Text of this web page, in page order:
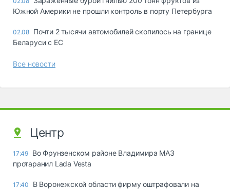
Южной Америки не прошли контроль в порту Петербурга
02.08 Почти 2 тысячи автомобилей скопилось на границе
Беларуси с ЕС
Все новости
Центр
17:49 Во Фрунзенском районе Владимира МАЗ
протаранил Lada Vesta
17:40
В Воронежской области фирму оштрафовали на